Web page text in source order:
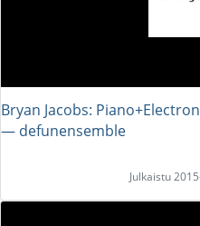
Bryan Jacobs:
― defunensemble
Julkaistu